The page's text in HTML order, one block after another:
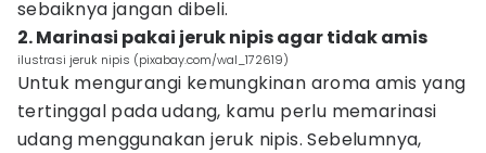
sebaiknya jangan dibeli.
2. Marinasi pakai jeruk nipis agar tidak amis
ilustrasi jeruk nipis (pixabay.com/wal_172619)
Untuk mengurangi kemungkinan aroma amis yang
tertinggal pada udang, kamu perlu memarinasi
udang menggunakan jeruk nipis. Sebelumnya,